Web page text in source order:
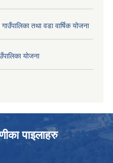
तथा वडा वार्षिक योजना
योजना
पाइलाहरु